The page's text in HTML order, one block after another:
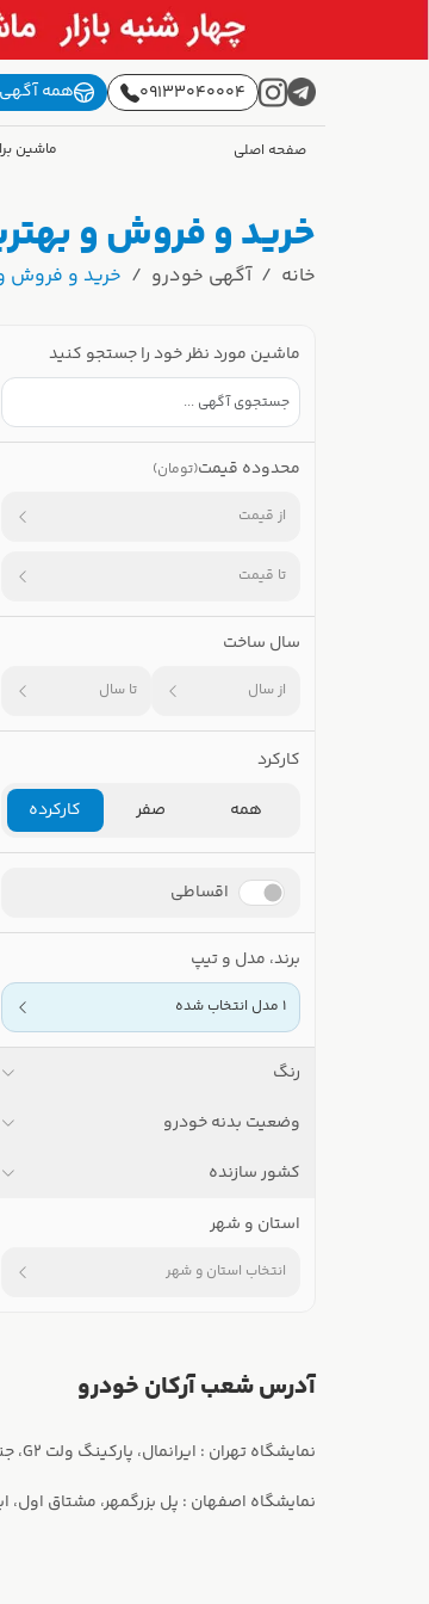
09133040004 همه
صفحه اصلی ماشین
خرید و فروش و
خانه آگهی خودرو خرید و فروش و
ماشین مورد نظر خود را جستجو کنید
محدوده قیمت(تومان)
از قیمت
تا قیمت
سال ساخت
از سال تا سال
کارکرد
همه
صفر کارکرده
اقساطی
برند، مدل و تیپ
1 مدل انتخاب شده
رنگ
وضعیت بدنه خودرو
کشور سازنده
استان و شهر
انتخاب استان و شهر
آدرس شعب آرکان خودرو
نمایشگاه اصفهان : پل بزرگمهر، مشتاق اول،